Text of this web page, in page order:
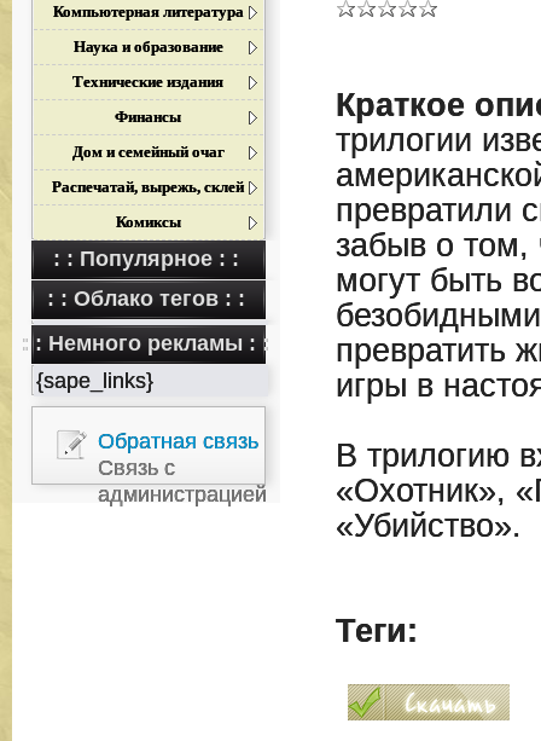
Компьютерная литература
Наука и образование
Технические издания
Финансы
Дом и семейный очаг
Распечатай, вырежь, склей
Комиксы
: : Популярное : :
: : Облако тегов : :
: : Немного рекламы : :
{sape_links}
Обратная связь
Связь с
администрацией
Краткое
трилогии
превратили
забыв о том,
могут быть
превратить
игры в
В трилогию
«Охотник»,
«Убийство».
Теги: